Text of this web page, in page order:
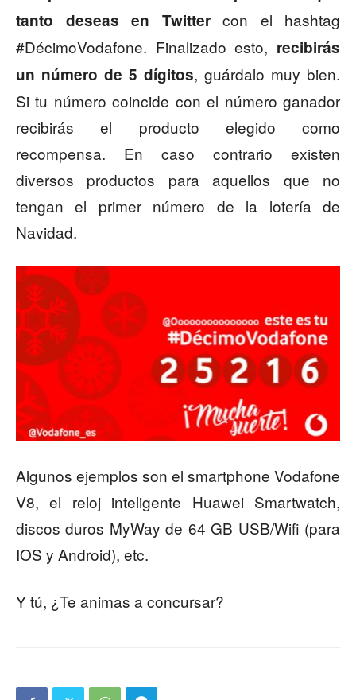
tanto deseas en Twitter con el hashtag
#DécimoVodafone. Finalizado esto, recibirás
un número de 5 dígitos, guárdalo muy bien.
Si tu número coincide con el número ganador
recibirás el producto elegido como
recompensa. En caso contrario existen
diversos productos para aquellos que no
tengan el primer número de la lotería de
Navidad.
Algunos ejemplos son el smartphone Vodafone
V8, el reloj inteligente Huawei Smartwatch,
discos duros MyWay de 64 GB USB/Wifi (para
IOS y Android), etc.
Y tú, ¿Te animas a concursar?